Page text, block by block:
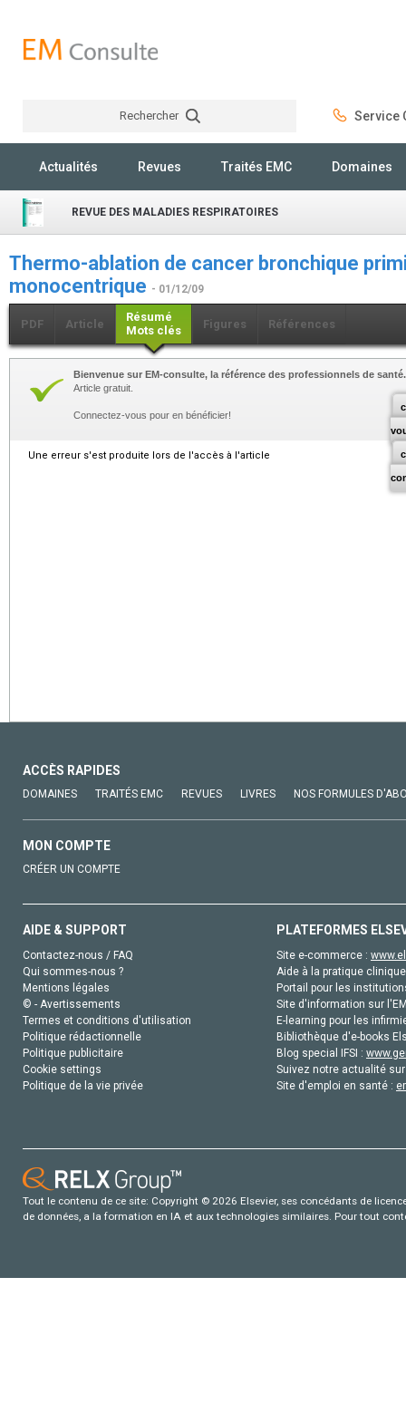
Rechercher Service
Actualités Revues Traités EMC Domaines
REVUE DES MALADIES RESPIRATOIRES
Thermo-ablation de cancer bronchique
monocentrique - 01/12/09
PDF Article
Résumé
Mots clés
Figures Références
Bienvenue sur EM-consulte, la référence des professionnels de santé.
Article gratuit.
Connectez-vous pour en bénéficier!
Une erreur s'est produite lors de l'accès à l'article
ACCÈS RAPIDES
DOMAINES TRAITÉS EMC REVUES LIVRES NOS FORMULES
MON COMPTE
CRÉER UN COMPTE
AIDE & SUPPORT
Contactez-nous / FAQ
Qui sommes-nous ?
Mentions légales
© - Avertissements
Termes et conditions d'utilisation
Politique rédactionnelle
Politique publicitaire
Cookie settings
Politique de la vie privée
PLATEFORMES
Site e-commerce :
Aide à la pratique
Portail pour les
Site d'information sur
E-learning pour les
Bibliothèque d'e-books
Blog special IFSI :
Suivez notre actualité
Site d'emploi en santé :
Tout le contenu de ce site: Copyright © 2026 Elsevier, ses concédants de
de données, a la formation en IA et aux technologies similaires. Pour tout